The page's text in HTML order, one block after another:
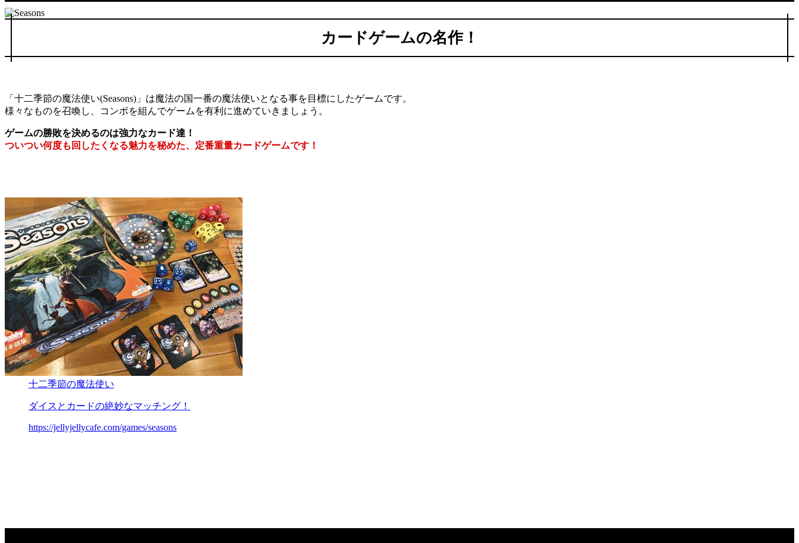
カードゲームの名作！
「十二季節の魔法使い(Seasons)」は魔法の国一番の魔法使いとなる事を目標にしたゲームです。
様々なものを召喚し、コンボを組んでゲームを有利に進めていきましょう。
ゲームの勝敗を決めるのは強力なカード達！
ついつい何度も回したくなる魅力を秘めた、定番重量カードゲームです！
十二季節の魔法使い
ダイスとカードの絶妙なマッチング！
https://jellyjellycafe.com/games/seasons